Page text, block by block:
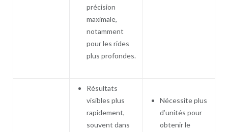
précision
maximale,
notamment
pour les rides
plus profondes.
Résultats
visibles plus
rapidement,
souvent dans
Nécessite plus
d’unités pour
obtenir le